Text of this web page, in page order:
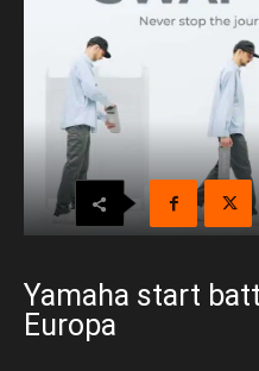
Yamaha start
Europa